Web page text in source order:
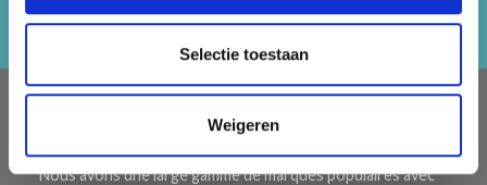
Selectie toestaan
Weigeren
S'abonner
Nous avons une large gamme de marques populaires avec